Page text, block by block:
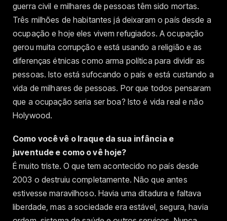
guerra civil e milhares de pessoas têm sido mortas.
Três milhões de habitantes já deixaram o país desde a
ocupação e hoje eles vivem refugiados. A ocupação
gerou muita corrupção e está usando a religião e as
diferenças étnicas como arma política para dividir as
pessoas. Isto está sufocando o país e está custando a
vida de milhares de pessoas. Por que todos pensaram
que a ocupação seria ser boa? Isto é vida real e não
Holywood.
Como você vê o Iraque da sua infância e
juventude e como o vê hoje?
É muito triste. O que tem acontecido no país desde
2003 o destruiu completamente. Não que antes
estivesse maravilhoso. Havia uma ditadura e faltava
liberdade, mas a sociedade era estável, segura, havia